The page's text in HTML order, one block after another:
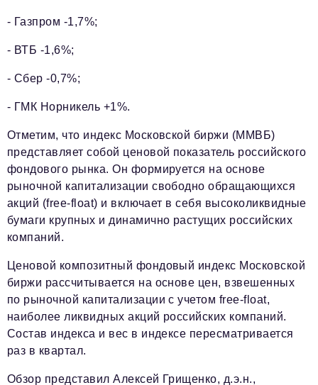
- Газпром -1,7%;
- ВТБ -1,6%;
- Сбер -0,7%;
- ГМК Норникель +1%.
Отметим, что индекс Московской биржи (ММВБ)
представляет собой ценовой показатель российского
фондового рынка. Он формируется на основе
рыночной капитализации свободно обращающихся
акций (free-float) и включает в себя высоколиквидные
бумаги крупных и динамично растущих российских
компаний.
Ценовой композитный фондовый индекс Московской
биржи рассчитывается на основе цен, взвешенных
по рыночной капитализации с учетом free-float,
наиболее ликвидных акций российских компаний.
Состав индекса и вес в индексе пересматривается
раз в квартал.
Обзор представил Алексей Грищенко, д.э.н.,